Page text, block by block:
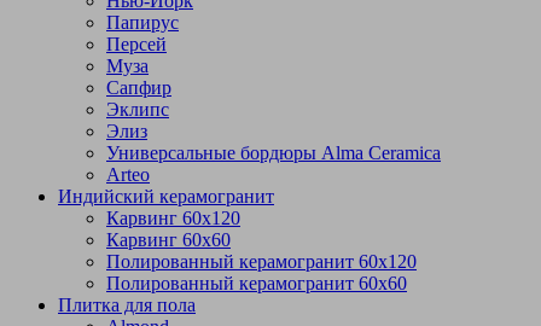
Папирус
Персей
Муза
Сапфир
Эклипс
Элиз
Универсальные бордюры Alma Ceramica
Arteo
Индийский керамогранит
Карвинг 60х120
Карвинг 60х60
Полированный керамогранит 60х120
Полированный керамогранит 60х60
Плитка для пола